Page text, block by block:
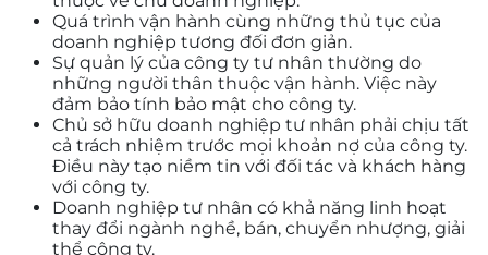
Quá trình vận hành cùng những thủ tục của
doanh nghiệp tương đối đơn giản.
Sự quản lý của công ty tư nhân thường do
những người thân thuộc vận hành. Việc này
đảm bảo tính bảo mật cho công ty.
Chủ sở hữu doanh nghiệp tư nhân phải chịu tất
cả trách nhiệm trước mọi khoản nợ của công ty.
Điều này tạo niềm tin với đối tác và khách hàng
với công ty.
Doanh nghiệp tư nhân có khả năng linh hoạt
thay đổi ngành nghề, bán, chuyển nhượng, giải
thể công ty.